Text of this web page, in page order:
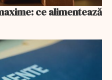
ce alimentează